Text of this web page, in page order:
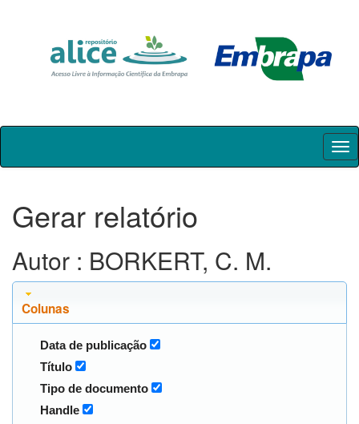
Skip
Gerar relatório
Autor : BORKERT, C. M.
Colunas
Data de publicação
Título
Tipo de documento
Handle